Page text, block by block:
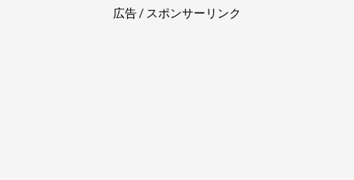
広告 / スポンサーリンク